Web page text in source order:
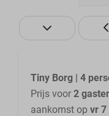
Tiny Borg | 4
Prijs voor 2
aankomst op vr 7